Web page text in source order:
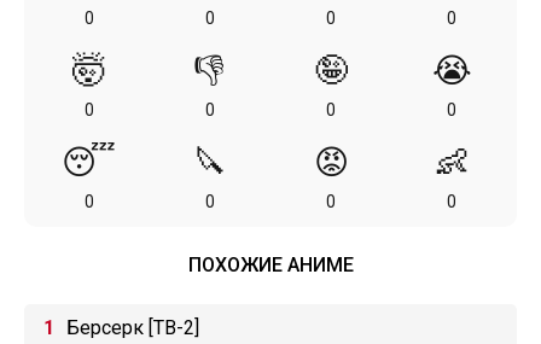
0 0 0 0
🤯
0
👎
0
🤪
0
😭
0
😴
0
🔪
0
😡
0
👶
0
ПОХОЖИЕ АНИМЕ
Берсерк [ТВ-2]